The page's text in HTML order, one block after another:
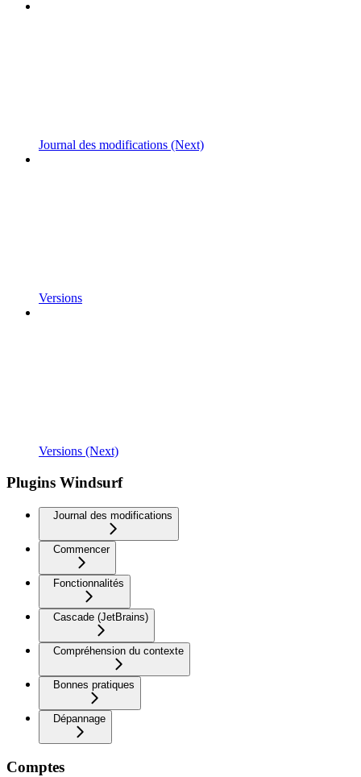
Journal des modifications (Next)
Versions
Versions (Next)
Plugins Windsurf
Journal des modifications
Commencer
Fonctionnalités
Cascade (JetBrains)
Compréhension du contexte
Bonnes pratiques
Dépannage
Comptes